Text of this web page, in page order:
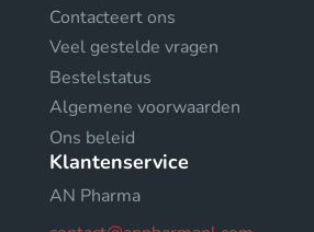
Contacteert ons
Veel gestelde vragen
Bestelstatus
Algemene voorwaarden
Ons beleid
Klantenservice
AN Pharma